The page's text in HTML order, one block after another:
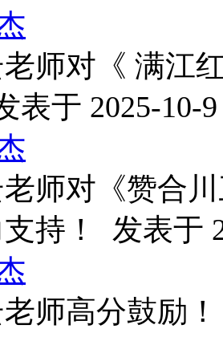
师对《 满江
表于 2025-10-
师对《赞合
持！ 发表于
老师高分鼓励